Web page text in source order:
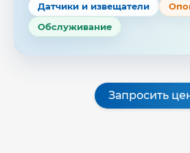
Датчики и извещатели
Обслуживание
Запросить